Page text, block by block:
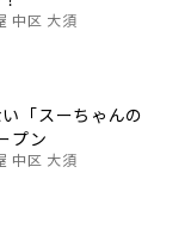
中区 大須
「スーちゃんの
プン
中区 大須